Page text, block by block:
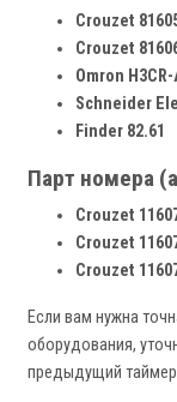
Crouzet
Crouzet
Omron
Schneider
Finder 82.61
Парт номера
Crouzet
Crouzet
Crouzet
Если вам нужна
оборудования,
предыдущий